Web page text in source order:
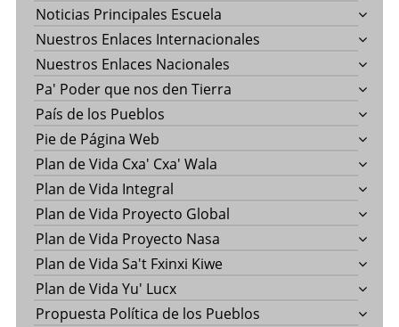
Noticias Principales Escuela
Nuestros Enlaces Internacionales
Nuestros Enlaces Nacionales
Pa' Poder que nos den Tierra
País de los Pueblos
Pie de Página Web
Plan de Vida Cxa' Cxa' Wala
Plan de Vida Integral
Plan de Vida Proyecto Global
Plan de Vida Proyecto Nasa
Plan de Vida Sa't Fxinxi Kiwe
Plan de Vida Yu' Lucx
Propuesta Política de los Pueblos